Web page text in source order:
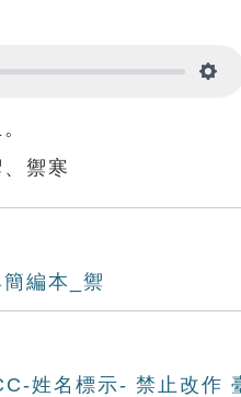
、禦寒
編本_禦
姓名標示- 禁止改作